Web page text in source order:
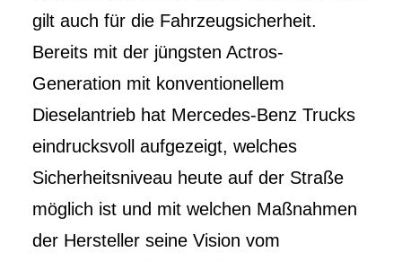
gilt auch für die Fahrzeugsicherheit.
Bereits mit der jüngsten Actros-
Generation mit konventionellem
Dieselantrieb hat Mercedes-Benz Trucks
eindrucksvoll aufgezeigt, welches
Sicherheitsniveau heute auf der Straße
möglich ist und mit welchen Maßnahmen
der Hersteller seine Vision vom